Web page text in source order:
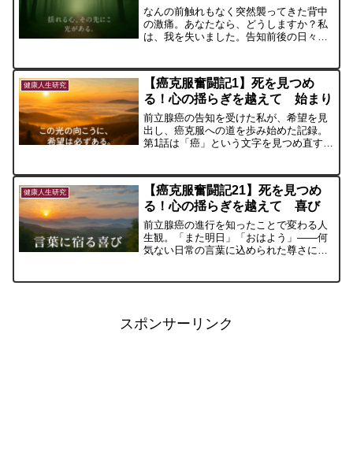
なんの前触れもなく突然襲ってきた背中
の激痛。あなたなら、どうしますか？私
は、我を失いました。告知前後の日々、
健康人生研究
【癌克服奮闘記1】死を見つめ
る！心の揺らぎを越えて 始まり
前立腺癌の告知を受けた私が、希望を見
出し、癌克服への道を歩み始めた記録。
第1話は「癌」という文字を見つめ直すと
健康人生研究
【癌克服奮闘記21】死を見つめ
る！心の揺らぎを越えて 喜び
前立腺癌の進行を知ったことで変わる人
生観。「また明日」「おはよう」——何
気ない日常の言葉に込められた尊さに気
スポンサーリンク